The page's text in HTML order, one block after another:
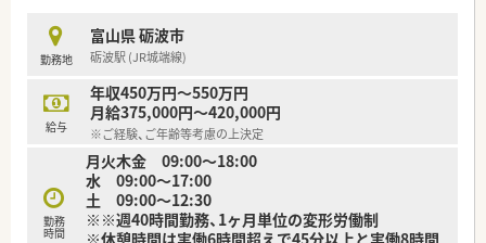
わせた働き方を親身になって提案してくれる社風です。
【勤務実態について】
■月火水金曜日は9時から18時まで、木土曜日は9時から12時30
分までの開局時間で無理なく勤務していただけます。
■週休2.5日のシフト制を採用しており、年間休日は120日以上
とワークライフバランスを保ちやすい勤務体系です。
■18時までの勤務で残業も発生しにくいため、仕事終わりのプ
ライベートな時間をしっかりと確保できる環境となります。
勤務地
富山県 砺波市
砺波駅 (JR城端線)
給与
年収450万円～550万円
月給375,000円～420,000円
※ご経験、ご年齢等考慮の上決定
勤務
時間
月火木金 09:00～18:00
水 09:00～17:00
土 09:00～12:30
※※週40時間勤務、1ヶ月単位の変形労働制